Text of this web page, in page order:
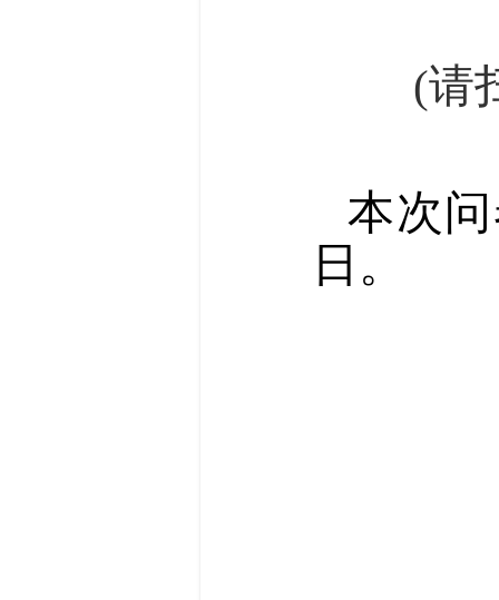
(请
本次
日。